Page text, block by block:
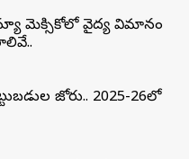
మెక్సికోలో వైద్య విమానం
జోరు.. 2025-26లో